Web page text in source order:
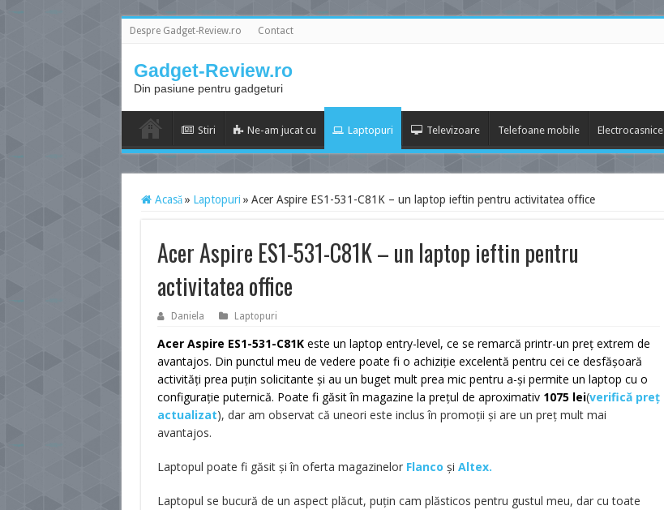
Despre Gadget-Review.ro Contact
Gadget-Review.ro
Din pasiune pentru gadgeturi
Stiri Ne-am jucat cu Laptopuri Televizoare Telefoane mobile Electrocasnice
Acasă » Laptopuri » Acer Aspire ES1-531-C81K – un laptop ieftin pentru activitatea office
Acer Aspire ES1-531-C81K – un laptop ieftin pentru
activitatea office
Daniela Laptopuri
Acer Aspire ES1-531-C81Keste un laptop entry-level, ce se remarcă printr-un preț extrem de
avantajos. Din punctul meu de vedere poate fi o achiziție excelentă pentru cei ce desfășoară
activități prea puțin solicitante și au un buget mult prea mic pentru a-și permite un laptop cu o
configurație puternică. Poate fi găsit în magazine la prețul de aproximativ1075 lei(verifică preț
actualizat), dar am observat că uneori este inclus în promoții și are un preț mult mai
avantajos.
Laptopul poate fi găsit și în oferta magazinelor Flanco și Altex.
Laptopul se bucură de un aspect plăcut, puțin cam plăsticos pentru gustul meu, dar cu toate